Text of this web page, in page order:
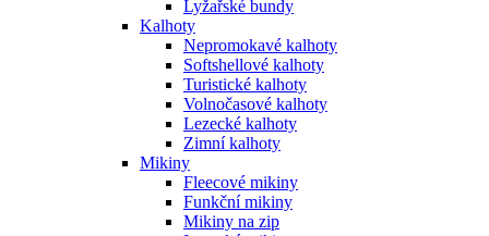
Lyžařské bundy
Kalhoty
Nepromokavé kalhoty
Softshellové kalhoty
Turistické kalhoty
Volnočasové kalhoty
Lezecké kalhoty
Zimní kalhoty
Mikiny
Fleecové mikiny
Funkční mikiny
Mikiny na zip